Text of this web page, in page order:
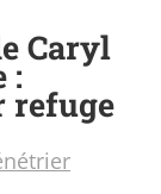
Caryl
:
refuge